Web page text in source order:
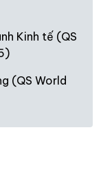
Kinh tế (QS
(QS World